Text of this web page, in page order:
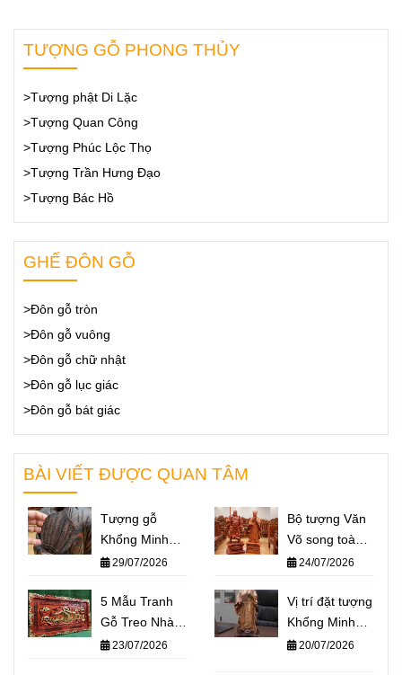
TƯỢNG GỖ PHONG THỦY
>Tượng phật Di Lặc
>Tượng Quan Công
>Tượng Phúc Lộc Thọ
>Tượng Trần Hưng Đạo
>Tượng Bác Hồ
GHẾ ĐÔN GỖ
>Đôn gỗ tròn
>Đôn gỗ vuông
>Đôn gỗ chữ nhật
>Đôn gỗ lục giác
>Đôn gỗ bát giác
BÀI VIẾT ĐƯỢC QUAN TÂM
Tượng gỗ
Khổng Minh
giá bao nhiêu?
mẫu tượng
Khổng Minh
nổi bật nhất
29/07/2026
Bộ tượng Văn
Võ song toàn
Khổng Minh –
nghĩa và cách
đặt trên bàn
làm việc
24/07/2026
5 Mẫu Tranh
Gỗ Treo Nhà
Thờ Họ Ý
23/07/2026
Vị trí đặt tượng
Khổng Minh
chuẩn phong
20/07/2026